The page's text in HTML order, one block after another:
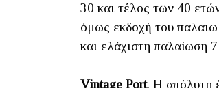
30 και τέλος των 40
όμως εκδοχή του
και ελάχιστη παλαίωση
Vintage Port. Η απόλυτη